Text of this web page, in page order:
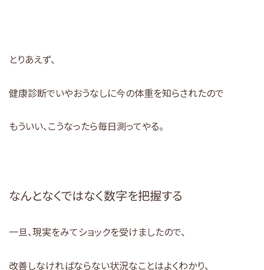
とりあえず、
健康診断でいやおうなしに今の体重を知らされたので
もういい、こうなったら毎日測ってやる。
なんとなくではなく数字を把握する
一旦、現実をみてショックを受けましたので、
改善しなければならない状況なことはよくわかり、